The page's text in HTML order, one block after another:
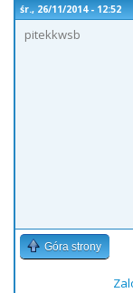
śr., 26/11/2014 - 12:52
pitekkwsb
Góra strony